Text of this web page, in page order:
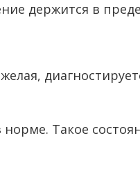
держится в
норме. Такое